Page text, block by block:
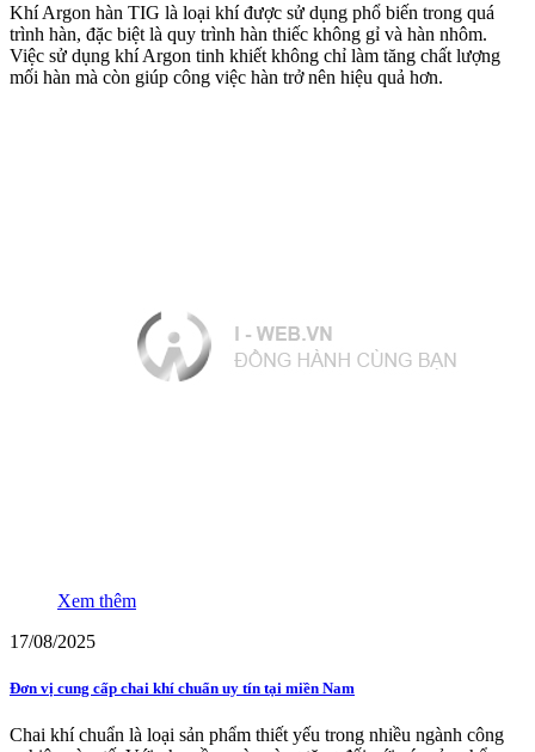
Khí Argon hàn TIG là loại khí được sử dụng phổ biến trong quá
trình hàn, đặc biệt là quy trình hàn thiếc không gỉ và hàn nhôm.
Việc sử dụng khí Argon tinh khiết không chỉ làm tăng chất lượng
mối hàn mà còn giúp công việc hàn trở nên hiệu quả hơn.
Xem thêm
17/08/2025
Đơn vị cung cấp chai khí chuẩn uy tín tại miền Nam
Chai khí chuẩn là loại sản phẩm thiết yếu trong nhiều ngành công